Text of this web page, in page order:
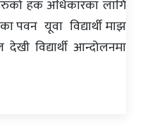
हक अधिकारका लागि
पवन यूवा विद्यार्थी माझ
विद्यार्थी आन्दोलनमा